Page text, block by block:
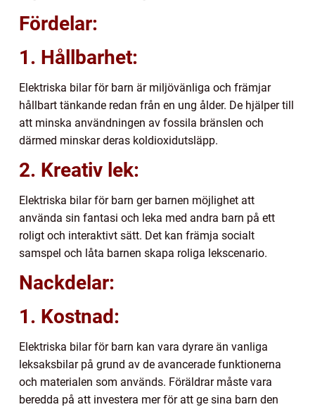
Fördelar:
1. Hållbarhet:
Elektriska bilar för barn är miljövänliga och främjar
hållbart tänkande redan från en ung ålder. De hjälper till
att minska användningen av fossila bränslen och
därmed minskar deras koldioxidutsläpp.
2. Kreativ lek:
Elektriska bilar för barn ger barnen möjlighet att
använda sin fantasi och leka med andra barn på ett
roligt och interaktivt sätt. Det kan främja socialt
samspel och låta barnen skapa roliga lekscenario.
Nackdelar:
1. Kostnad:
Elektriska bilar för barn kan vara dyrare än vanliga
leksaksbilar på grund av de avancerade funktionerna
och materialen som används. Föräldrar måste vara
beredda på att investera mer för att ge sina barn den